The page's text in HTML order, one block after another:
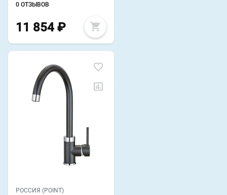
0 ОТЗЫВОВ
11 854 ₽
РОССИЯ (POINT)